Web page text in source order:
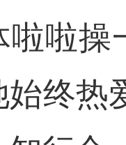
啦啦操
始终热